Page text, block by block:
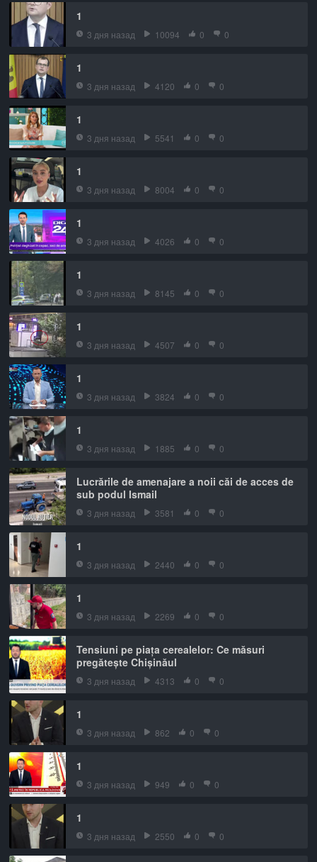
1
3 дня назад 10094 0 0
1
3 дня назад 4120 0 0
1
3 дня назад 5541 0 0
1
3 дня назад 8004 0 0
1
3 дня назад 4026 0 0
1
3 дня назад 8145 0 0
1
3 дня назад 4507 0 0
1
3 дня назад 3824 0 0
1
3 дня назад 1885 0 0
Lucrările de amenajare a noii căi de acces de
sub podul Ismail
3 дня назад 3581 0 0
1
3 дня назад 2440 0 0
1
3 дня назад 2269 0 0
Tensiuni pe piața cerealelor: Ce măsuri
pregătește Chișinăul
3 дня назад 4313 0 0
1
3 дня назад 862 0 0
1
3 дня назад 949 0 0
1
3 дня назад 2550 0 0